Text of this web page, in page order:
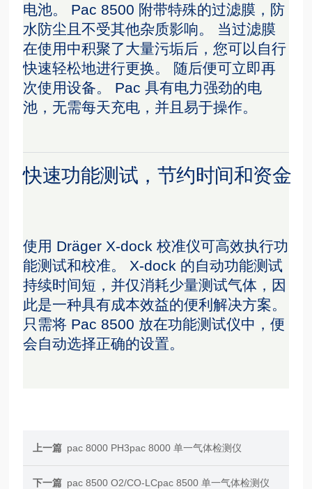
电池。 Pac 8500 附带特殊的过滤膜，防
水防尘且不受其他杂质影响。 当过滤膜
在使用中积聚了大量污垢后，您可以自行
快速轻松地进行更换。 随后便可立即再
次使用设备。 Pac 具有电力强劲的电
池，无需每天充电，并且易于操作。
快速功能测试，节约时间和资金
使用 Dräger X-dock 校准仪可高效执行功
能测试和校准。 X-dock 的自动功能测试
持续时间短，并仅消耗少量测试气体，因
此是一种具有成本效益的便利解决方案。
只需将 Pac 8500 放在功能测试仪中，便
会自动选择正确的设置。
上一篇 pac 8000 PH3pac 8000 单一气体检测仪
下一篇 pac 8500 O2/CO-LCpac 8500 单一气体检测仪